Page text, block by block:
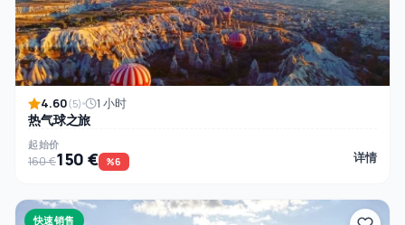
4.60(5) 1 小时
热气球之旅
起始价
160 €150 € %6 详情
快速销售